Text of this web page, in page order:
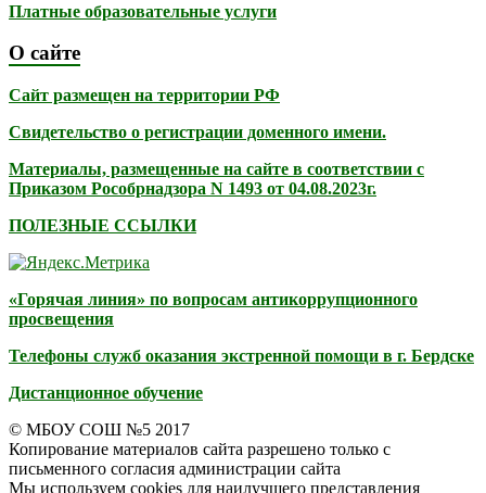
Платные образовательные услуги
О сайте
Сайт размещен на территории РФ
Свидетельство о регистрации доменного имени.
Материалы, размещенные на сайте в соответствии с
Приказом Рособрнадзора N 1493 от 04.08.2023г.
ПОЛЕЗНЫЕ ССЫЛКИ
«Горячая линия» по вопросам антикоррупционного
просвещения
Телефоны служб оказания экстренной помощи в г. Бердске
Дистанционное обучение
© МБОУ СОШ №5 2017
Копирование материалов сайта разрешено только с
письменного согласия администрации сайта
Мы используем cookies для наилучшего представления